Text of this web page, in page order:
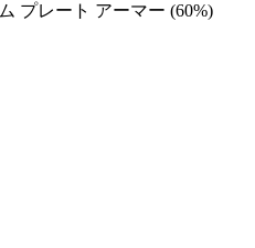
プレート アーマー (60%)